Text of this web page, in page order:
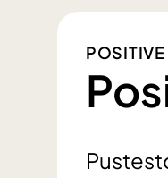
POSITIVE